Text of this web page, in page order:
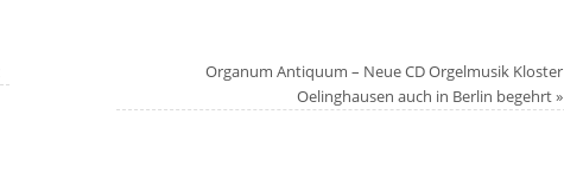
Organum Antiquum – Neue CD Orgelmusik Kloster
Oelinghausen auch in Berlin begehrt»